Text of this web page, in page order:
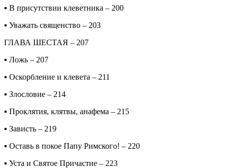
▪ В присутствии клеветника – 200
▪ Уважать священство – 203
ГЛАВА ШЕСТАЯ – 207
▪ Ложь – 207
▪ Оскорбление и клевета – 211
▪ Злословие – 214
▪ Проклятия, клятвы, анафема – 215
▪ Зависть – 219
▪ Оставь в покое Папу Римского! – 220
▪ Уста и Святое Причастие – 223